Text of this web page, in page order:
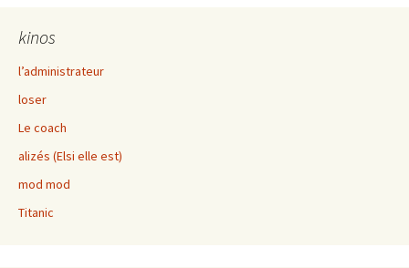
kinos
l’administrateur
loser
Le coach
alizés (Elsi elle est)
mod mod
Titanic